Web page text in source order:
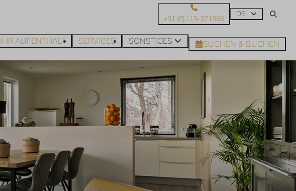
+31 (0)113-371866
DE
IHR AUFENTHALT SERVICES SONSTIGES SUCHEN & BUCHEN